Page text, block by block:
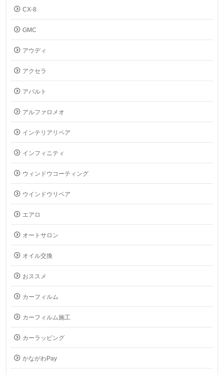
CX-8
GMC
アウディ
アクセラ
アバルト
アルファロメオ
インテリアリペア
インフィニティ
ウィンドウコーティング
ウインドウリペア
エアロ
オートサロン
オイル交換
おススメ
カーフィルム
カーフィルム施工
カーラッピング
かながわPay